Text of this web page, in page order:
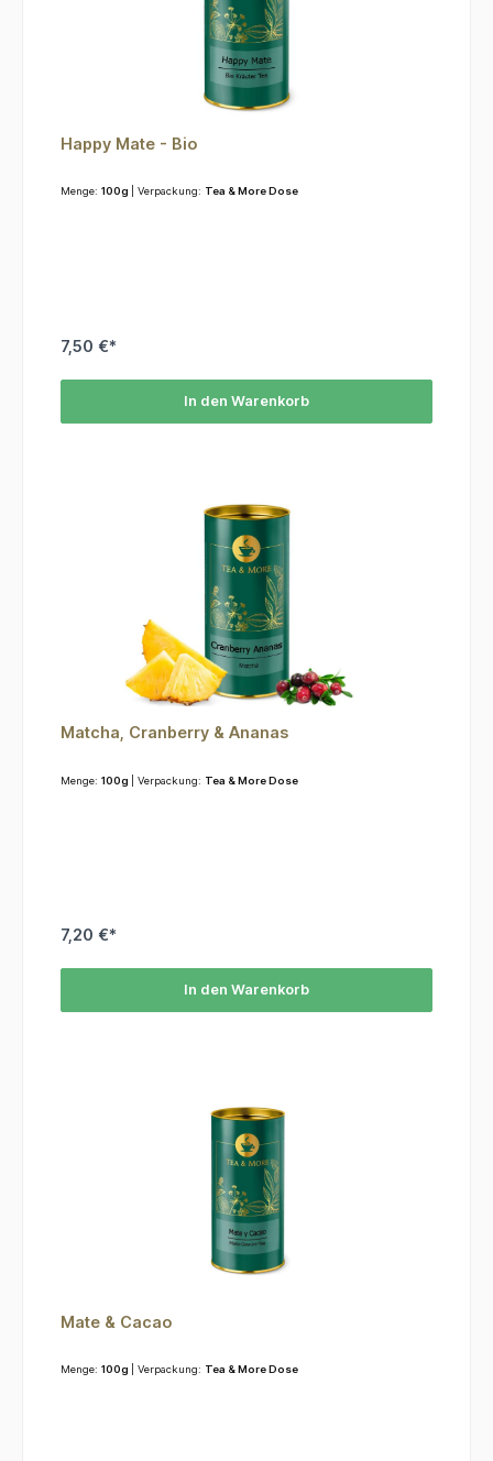
Happy Mate - Bio
Menge: 100g | Verpackung: Tea & More Dose
7,50 €*
In den Warenkorb
Matcha, Cranberry & Ananas
Menge: 100g | Verpackung: Tea & More Dose
7,20 €*
In den Warenkorb
Mate & Cacao
Menge: 100g | Verpackung: Tea & More Dose